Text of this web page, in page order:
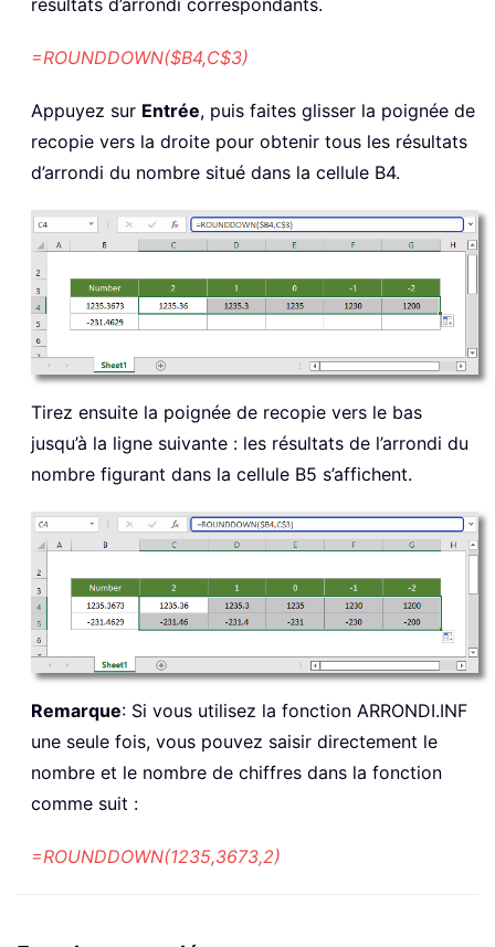
=ROUNDDOWN($B4,C$3)
Appuyez sur Entrée, puis faites glisser la poignée de
recopie vers la droite pour obtenir tous les résultats
d’arrondi du nombre situé dans la cellule B4.
Tirez ensuite la poignée de recopie vers le bas
jusqu’à la ligne suivante : les résultats de l’arrondi du
nombre figurant dans la cellule B5 s’affichent.
Remarque: Si vous utilisez la fonction ARRONDI.INF
une seule fois, vous pouvez saisir directement le
nombre et le nombre de chiffres dans la fonction
comme suit :
=ROUNDDOWN(1235,3673,2)